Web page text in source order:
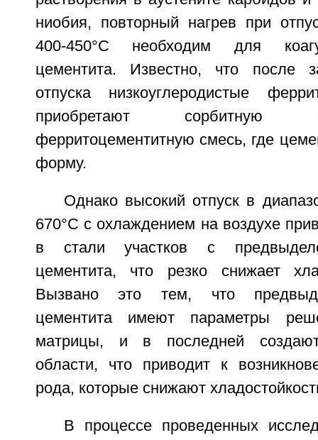
ниобия, повторный нагрев при
400-450°С необходим для
цементита. Известно, что после
отпуска низкоуглеродистые
приобретают сорбитную
ферритоцементитную смесь, где
форму.
Однако высокий отпуск в
670°С с охлаждением на воздухе
в стали участков с
цементита, что резко снижает
Вызвано это тем, что
цементита имеют параметры
матрицы, и в последней создают
области, что приводит к
рода, которые снижают
В процессе проведенных